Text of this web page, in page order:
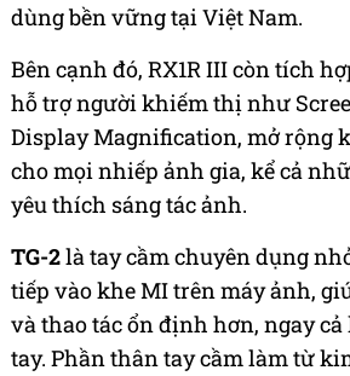
dùng bền vững tại Việt Nam.
Bên cạnh đó, RX1R III còn tích
hỗ trợ người khiếm thị như
Display Magnification, mở rộng
cho mọi nhiếp ảnh gia, kể cả
yêu thích sáng tác ảnh.
TG-2là tay cầm chuyên dụng
tiếp vào khe MI trên máy ảnh,
và thao tác ổn định hơn, ngay
tay. Phần thân tay cầm làm từ